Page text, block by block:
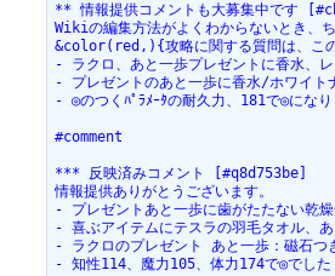
** 情報提供コメントも大募集中です
Wikiの編集方法がよくわからないとき、
&color(red,){攻略に関する質問は、この
- ラクロ、あと一歩プレゼントに香
- プレゼントのあと一歩に香水/ホワ
- ◎のつくﾊﾟﾗﾒｰﾀの耐久力、181で◎
#comment
*** 反映済みコメント [#q8d753be]
情報提供ありがとうございます。
- プレゼントあと一歩に歯がたたな
- 喜ぶアイテムにテスラの羽毛タオル
- ラクロのプレゼント あと一歩：磁
- 知性114、魔力105、体力174で◎